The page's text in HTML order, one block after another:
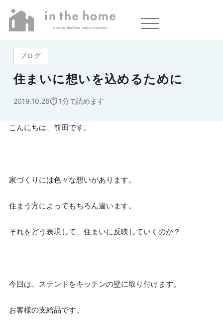
ホーム» 住まいに想いを込めるために
ブログ
住まいに想いを込めるために
2019.10.26 1分で読めます
こんにちは、前田です。
家づくりには色々な想いがあります。
住まう方によってもちろん違います。
それをどう表現して、住まいに反映していくのか？
今回は、ステンドをキッチンの壁に取り付けます。
お客様の支給品です。